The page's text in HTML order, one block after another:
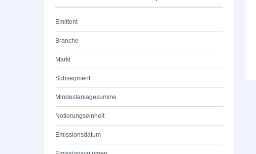
Emittent
Branche
Markt
Subsegment
Mindestanlagesumme
Notierungseinheit
Emissionsdatum